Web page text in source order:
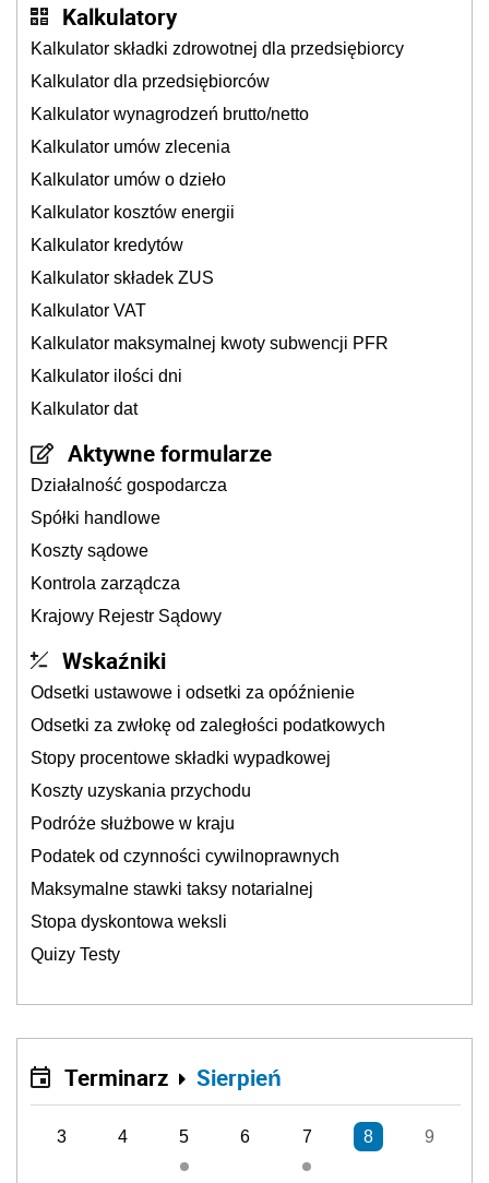
Kalkulatory
Kalkulator składki zdrowotnej dla przedsiębiorcy
Kalkulator dla przedsiębiorców
Kalkulator wynagrodzeń brutto/netto
Kalkulator umów zlecenia
Kalkulator umów o dzieło
Kalkulator kosztów energii
Kalkulator kredytów
Kalkulator składek ZUS
Kalkulator VAT
Kalkulator maksymalnej kwoty subwencji PFR
Kalkulator ilości dni
Kalkulator dat
Aktywne formularze
Działalność gospodarcza
Spółki handlowe
Koszty sądowe
Kontrola zarządcza
Krajowy Rejestr Sądowy
Wskaźniki
Odsetki ustawowe i odsetki za opóźnienie
Odsetki za zwłokę od zaległości podatkowych
Stopy procentowe składki wypadkowej
Koszty uzyskania przychodu
Podróże służbowe w kraju
Podatek od czynności cywilnoprawnych
Maksymalne stawki taksy notarialnej
Stopa dyskontowa weksli
Quizy Testy
Terminarz Sierpień
3 4 5 6 7 8 9